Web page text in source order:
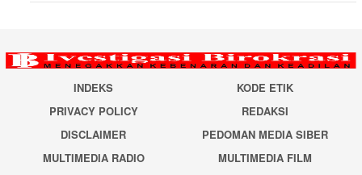
INDEKS
KODE ETIK
PRIVACY POLICY
REDAKSI
DISCLAIMER
PEDOMAN MEDIA SIBER
MULTIMEDIA RADIO
MULTIMEDIA FILM